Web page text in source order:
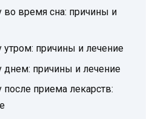
во время сна: причины и
утром: причины и лечение
днем: причины и лечение
после приема лекарств: